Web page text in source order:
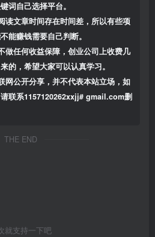
词自己选择平台。
读文章时间存在时间差，所以有些项
能赚钱需要自己判断。
做任何收益保障，创业公司上收费几
的，希望大家可以认真学习。
网公开分享，并不代表本站立场，如
联系1157120262xxjj# gmail.com删
THE END
就支持一下吧